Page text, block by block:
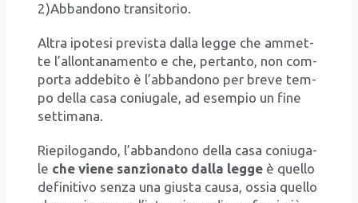
2)Abbandono tran­si­to­rio.
Altra ipo­te­si pre­vi­sta dal­la leg­ge che ammet­
te l’allontanamento e che, per­tan­to, non com­
por­ta adde­bi­to è l’abbandono per bre­ve tem­
po del­la casa coniu­ga­le, ad esem­pio un fine
set­ti­ma­na.
Rie­pi­lo­gan­do, l’abbandono del­la casa coniu­ga­
le che vie­ne san­zio­na­to dal­la leg­ge è quel­lo
defi­ni­ti­vo sen­za una giu­sta cau­sa, ossia quel­lo